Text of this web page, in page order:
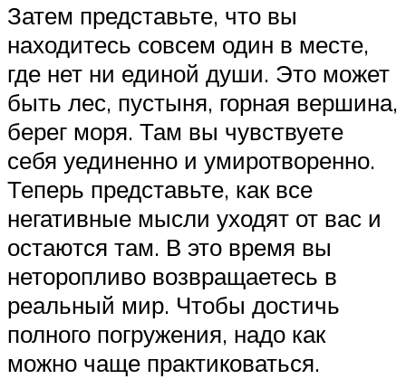
Затем представьте, что вы
находитесь совсем один в месте,
где нет ни единой души. Это может
быть лес, пустыня, горная вершина,
берег моря. Там вы чувствуете
себя уединенно и умиротворенно.
Теперь представьте, как все
негативные мысли уходят от вас и
остаются там. В это время вы
неторопливо возвращаетесь в
реальный мир. Чтобы достичь
полного погружения, надо как
можно чаще практиковаться.